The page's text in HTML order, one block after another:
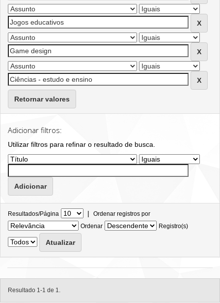
Retornar valores
Adicionar filtros:
Utilizar filtros para refinar o resultado de busca.
Resultados/Página | Ordenar registros por
Ordenar
Registro(s)
Resultado 1-1 de 1.